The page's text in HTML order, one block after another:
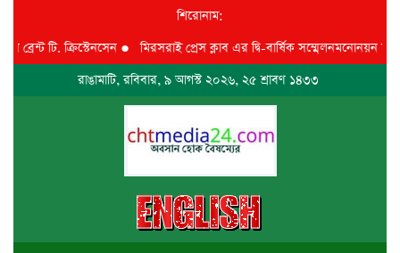
শিরোনাম:
টি. ক্রিস্টেনসেন●মিরসরাই প্রেস ক্লাব এর দ্বি-বার্ষিক সম্মেলনমনোনয়ন ফরম
রাঙামাটি, রবিবার, ৯ আগস্ট ২০২৬, ২৫ শ্রাবণ ১৪৩৩